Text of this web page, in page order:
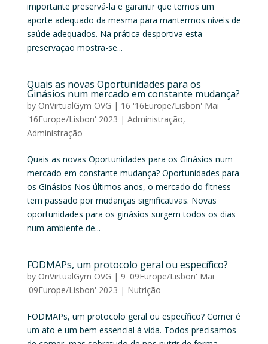
importante preservá-la e garantir que temos um
aporte adequado da mesma para mantermos níveis de
saúde adequados. Na prática desportiva esta
preservação mostra-se...
Quais as novas Oportunidades para os
Ginásios num mercado em constante mudança?
by OnVirtualGym OVG | 16 '16Europe/Lisbon' Mai
'16Europe/Lisbon' 2023 | Administração,
Administração
Quais as novas Oportunidades para os Ginásios num
mercado em constante mudança? Oportunidades para
os Ginásios Nos últimos anos, o mercado do fitness
tem passado por mudanças significativas. Novas
oportunidades para os ginásios surgem todos os dias
num ambiente de...
FODMAPs, um protocolo geral ou específico?
by OnVirtualGym OVG | 9 '09Europe/Lisbon' Mai
'09Europe/Lisbon' 2023 | Nutrição
FODMAPs, um protocolo geral ou específico? Comer é
um ato e um bem essencial à vida. Todos precisamos